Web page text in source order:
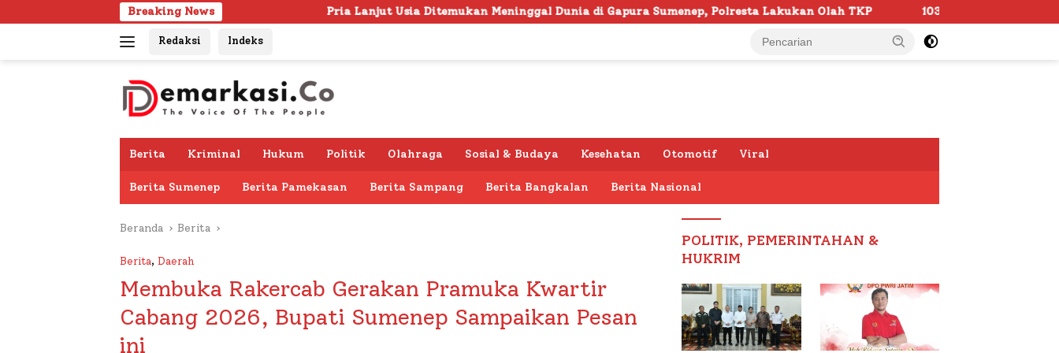
ke
Breaking NewsPria Lanjut Usia Ditemukan Meninggal Dunia di Gapura Sumenep, Polresta Lakukan Olah TKP 103 Kafilah Siap Ramaikan MTQ KORPRI VIII
Redaksi Indeks
Berita Kriminal Hukum Politik Olahraga Sosial & Budaya Kesehatan Otomotif Viral
Berita Sumenep Berita Pamekasan Berita Sampang Berita Bangkalan Berita Nasional
Beranda Berita
Berita, Daerah
Membuka Rakercab Gerakan Pramuka Kwartir
Cabang 2026, Bupati Sumenep Sampaikan Pesan
ini
POLITIK, PEMERINTAHAN &
HUKRIM